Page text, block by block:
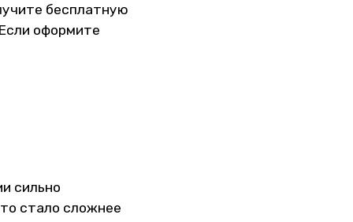
бесплатную
оформите
сильно
стало сложнее